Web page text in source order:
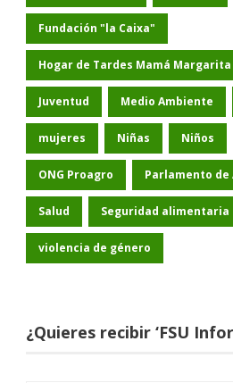
Fundación "la Caixa"
Hogar de Tardes Mamá Margarita
Juventud Medio Ambiente
mujeres Niñas Niños
ONG Proagro Parlamento de
Salud Seguridad alimentaria
violencia de género
¿Quieres recibir ‘FSU